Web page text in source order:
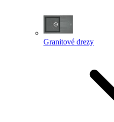
Granitové drezy